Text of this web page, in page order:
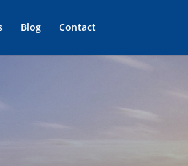
Blog Contact